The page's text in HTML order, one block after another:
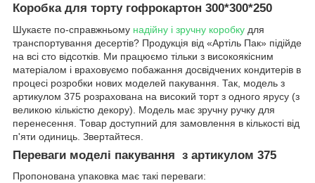
Коробка для торту гофрокартон 300*300*250
Шукаєте по-справжньому надійну і зручну коробку для
транспортування десертів? Продукція від «Артіль Пак» підійде
на всі сто відсотків. Ми працюємо тільки з високоякісним
матеріалом і враховуємо побажання досвідчених кондитерів в
процесі розробки нових моделей пакування. Так, модель з
артикулом 375 розрахована на високий торт з одного ярусу (з
великою кількістю декору). Модель має зручну ручку для
перенесення. Товар доступний для замовлення в кількості від
п'яти одиниць. Звертайтеся.
Переваги моделі пакування з артикулом 375
Пропонована упаковка має такі переваги: